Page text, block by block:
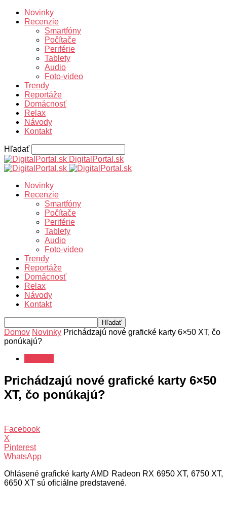
Novinky
Recenzie
Smartfóny
Počítače
Periférie
Tablety
Audio
Foto-video
Trendy
Reportáže
Domácnosť
Relax
Návody
Kontakt
Hľadať
DigitalPortal.sk
Novinky
Recenzie
Smartfóny
Počítače
Periférie
Tablety
Audio
Foto-video
Trendy
Reportáže
Domácnosť
Relax
Návody
Kontakt
Domov Novinky Prichádzajú nové grafické karty 6×50 XT, čo
ponúkajú?
Prichádzajú nové grafické karty 6×50
XT, čo ponúkajú?
Facebook
X
Pinterest
WhatsApp
Ohlásené grafické karty AMD Radeon RX 6950 XT, 6750 XT,
6650 XT sú oficiálne predstavené.